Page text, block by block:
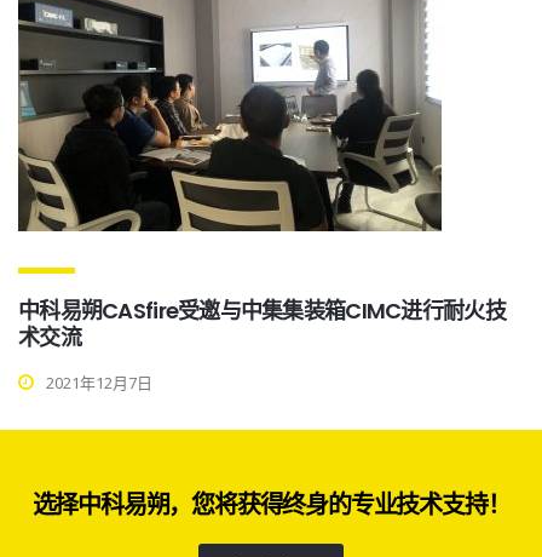
中科易朔CASfire受邀与中集集装箱CIMC进行耐火技
术交流
2021年12月7日
选择中科易朔，您将获得终身的专业技术支持！